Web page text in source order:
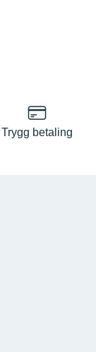
Trygg betaling